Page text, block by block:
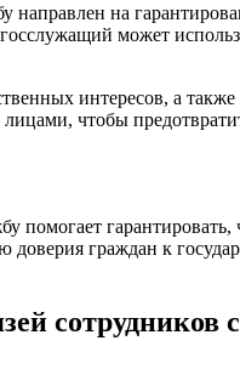
на
может
интересов, а
чтобы
помогает
граждан к